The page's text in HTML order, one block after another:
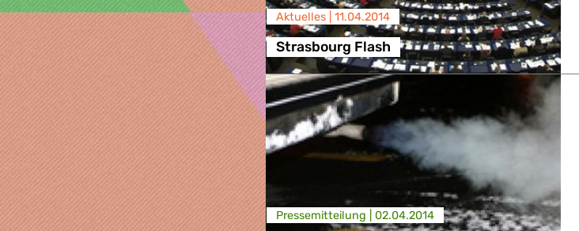
Aktuelles | 11.04.2014
Strasbourg Flash
Presse­mitteilung | 02.04.2014